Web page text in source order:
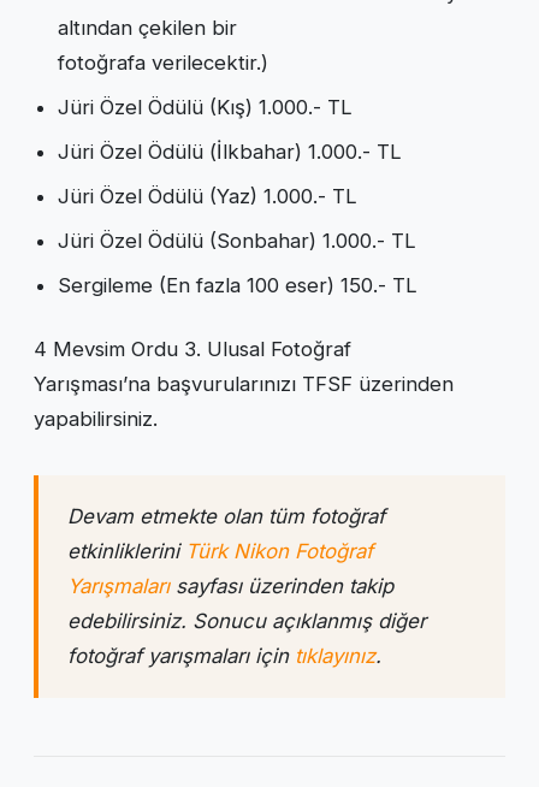
altından çekilen bir
fotoğrafa verilecektir.)
Jüri Özel Ödülü (Kış) 1.000.- TL
Jüri Özel Ödülü (İlkbahar) 1.000.- TL
Jüri Özel Ödülü (Yaz) 1.000.- TL
Jüri Özel Ödülü (Sonbahar) 1.000.- TL
Sergileme (En fazla 100 eser) 150.- TL
4 Mevsim Ordu 3. Ulusal Fotoğraf
Yarışması’na başvurularınızı TFSF üzerinden
yapabilirsiniz.
Devam etmekte olan tüm fotoğraf
etkinliklerini Türk Nikon Fotoğraf
Yarışmalarısayfası üzerinden takip
edebilirsiniz. Sonucu açıklanmış diğer
fotoğraf yarışmaları için tıklayınız.